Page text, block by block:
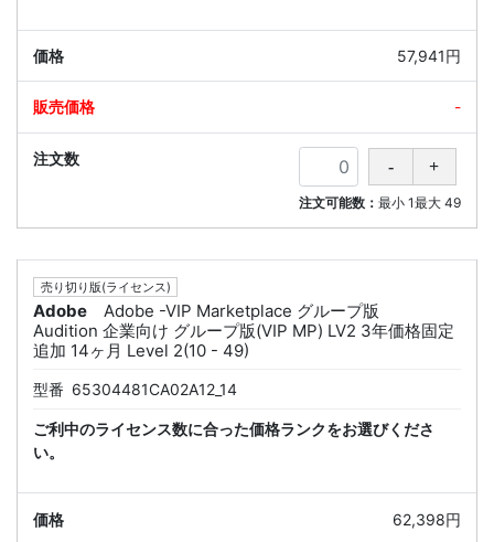
57,941円
-
注文可能数： 最小 1最大 49
売り切り版(ライセンス)
Adobe
Adobe -VIP Marketplace グループ版
Audition 企業向け グループ版(VIP MP) LV2 3年価格固定
追加 14ヶ月 Level 2(10 - 49)
型番 65304481CA02A12_14
ご利中のライセンス数に合った価格ランクをお選びくださ
い。
62,398円